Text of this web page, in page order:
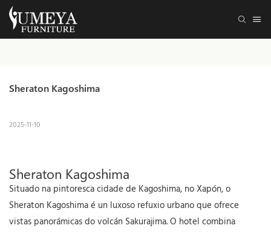
Sheraton Kagoshima
2025-11-10
Sheraton Kagoshima
Situado na pintoresca cidade de Kagoshima, no Xapón, o
Sheraton Kagoshima é un luxoso refuxio urbano que ofrece
vistas panorámicas do volcán Sakurajima. O hotel combina